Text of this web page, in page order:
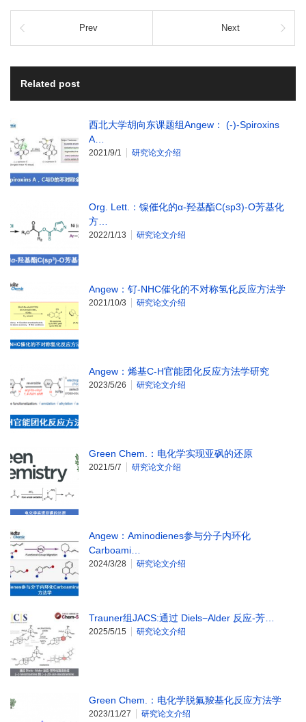
Prev Next
Related post
西北大学胡向东课题组Angew： (-)-Spiroxins
A…
2021/9/1 研究论文介绍
Org. Lett.：镍催化的α-羟基酯C(sp3)-O芳基化
方…
2022/1/13 研究论文介绍
Angew：钌-NHC催化的不对称氢化反应方法学
2021/10/3 研究论文介绍
Angew：烯基C-H官能团化反应方法学研究
2023/5/26 研究论文介绍
Green Chem.：电化学实现亚砜的还原
2021/5/7 研究论文介绍
Angew：Aminodienes参与分子内环化
Carboami…
2024/3/28 研究论文介绍
Trauner组JACS:通过 Diels−Alder 反应-芳…
2025/5/15 研究论文介绍
Green Chem.：电化学脱氟羧基化反应方法学
2023/11/27 研究论文介绍